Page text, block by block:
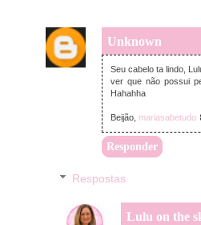
Unknown
Seu cabelo ta lindo,
ver que não possui
Hahahha
Beijão, mariasabetudo
Responder
Respostas
Lulu on the